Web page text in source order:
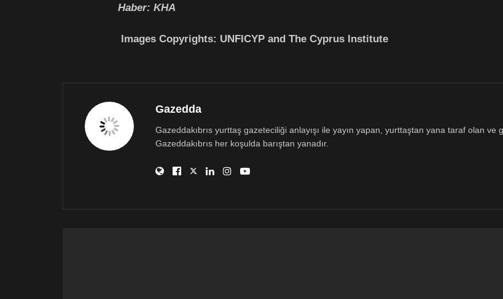
Haber: KHA
Images Copyrights: UNFICYP and The Cyprus Institute
Gazedda
Gazeddakıbrıs yurttaş gazeteciliği anlayışı ile yayın yapan, yurttaştan yana taraf olan ve
Gazeddakıbrıs her koşulda barıştan yanadır.